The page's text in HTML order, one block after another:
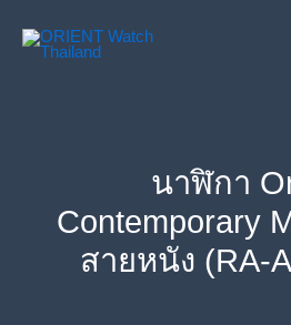
นาฬิกา
Contemporary
สายหนัง (RA-